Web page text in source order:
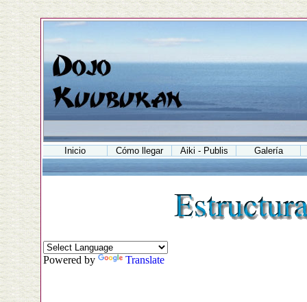
Inicio Cómo llegar Aiki - Publis Galería
Powered by Translate